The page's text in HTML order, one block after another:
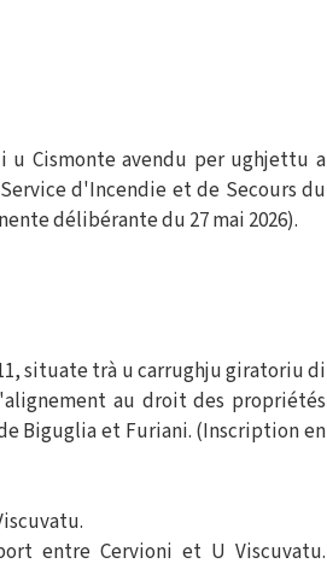
u Cismonte avendu per ughjettu a
d'Incendie et de Secours du
délibérante du 27 mai 2026).
situate trà u carrughju giratoriu di
au droit des propriétés
Biguglia et Furiani. (Inscription en
entre Cervioni et U Viscuvatu.